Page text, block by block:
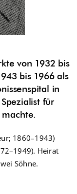
von 1932 bis
943 bis 1966 als
in
für
1860–1943)
Heirat
Söhne.